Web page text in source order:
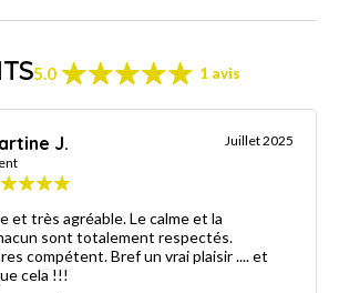
5.0 1 avis
J. Juillet 2025
et très agréable. Le calme et la
sont totalement respectés.
compétent. Bref un vrai plaisir .... et
cela !!!